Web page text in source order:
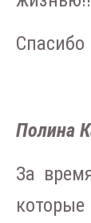
Спасибо
Полина
За